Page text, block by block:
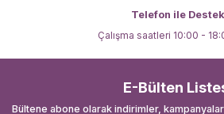
Telefon ile Destek
Çalışma saatleri 10:00 -
E-Bülten
Bültene abone olarak indirimler,